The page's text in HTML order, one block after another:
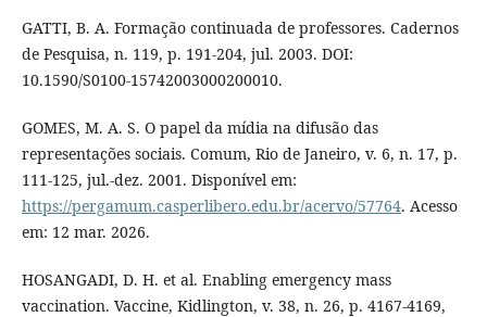
GATTI, B. A. Formação continuada de professores. Cadernos
de Pesquisa, n. 119, p. 191-204, jul. 2003. DOI:
10.1590/S0100-15742003000200010.
GOMES, M. A. S. O papel da mídia na difusão das
representações sociais. Comum, Rio de Janeiro, v. 6, n. 17, p.
111-125, jul.-dez. 2001. Disponível em:
https://pergamum.casperlibero.edu.br/acervo/57764. Acesso
em: 12 mar. 2026.
HOSANGADI, D. H. et al. Enabling emergency mass
vaccination. Vaccine, Kidlington, v. 38, n. 26, p. 4167-4169,